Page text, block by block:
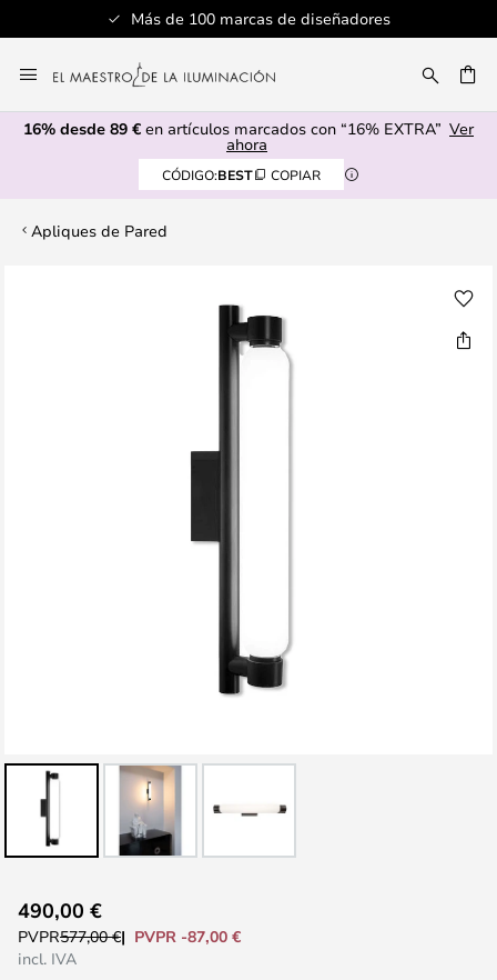
Más de 100 marcas de diseñadores
al
contenido
16% desde 89 € en artículos marcados con “16% EXTRA” Ver
ahora
CÓDIGO:BEST COPIAR
Apliques de Pared
al
comienzo
490,00 €
PVPR577,00 €
PVPR -87,00 €
incl. IVA